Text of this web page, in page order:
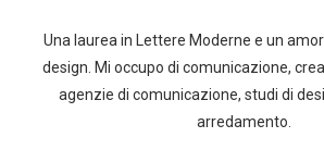
Una laurea in Lettere Moderne e un
design. Mi occupo di comunicazione,
agenzie di comunicazione, studi di
arredamento.